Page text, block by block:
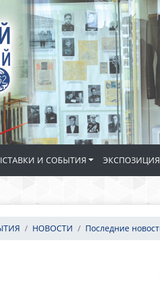
И СОБЫТИЯ ЭКСПОЗИЦИЯ
НОВОСТИ Последние